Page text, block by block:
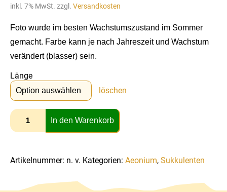
inkl. 7% MwSt. zzgl. Versandkosten
Foto wurde im besten Wachstumszustand im Sommer
gemacht. Farbe kann je nach Jahreszeit und Wachstum
verändert (blasser) sein.
Länge
löschen
In den Warenkorb
Artikelnummer: n. v. Kategorien: Aeonium, Sukkulenten